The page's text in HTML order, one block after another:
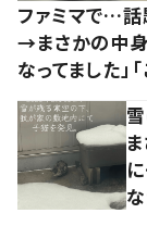
ファミマで…話
→まさかの中身
なってました」